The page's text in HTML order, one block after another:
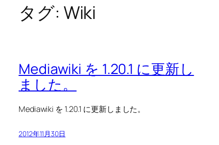
タグ: Wiki
Mediawiki を 1.20.1 に更新し
ました。
Mediawiki を 1.20.1 に更新しました。
2012年11月30日